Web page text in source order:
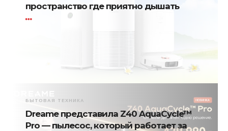
пространство где приятно дышать
БЫТОВАЯ ТЕХНИКА
Dreame представила Z40 AquaCycle™
Pro — пылесос, который работает за